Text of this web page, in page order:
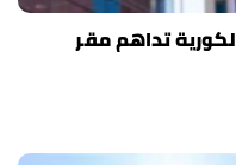
تداهم مقر